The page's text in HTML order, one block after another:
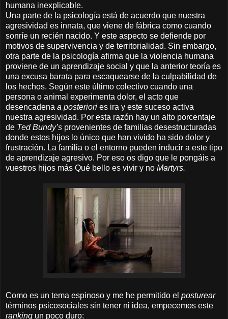
humana inexplicable.
Una parte de la psicología está de acuerdo que nuestra
agresividad es innata, que viene de fábrica como cuando
sonríe un recién nacido. Y este aspecto se defiende por
motivos de supervivencia y de territorialidad. Sin embargo,
otra parte de la psicología afirma que la violencia humana
proviene de un aprendizaje social y que la anterior teoría es
una excusa barata para escaquearse de la culpabilidad de
los hechos. Según este último colectivo cuando una
persona o animal experimenta dolor, el acto que
desencadena a posteriori es ira y este suceso activa
nuestra agresividad. Por esta razón hay un alto porcentaje
de Ted Bundy’s provenientes de familias desestructuradas
donde estos hijos lo único que han vivido ha sido dolor y
frustración. La familia o el entorno pueden inducir a este tipo
de aprendizaje agresivo. Por eso os digo que le pongáis a
vuestros hijos más Qué bello es vivir y no Martyrs.
Como es un tema espinoso y me he permitido el posturear
términos psicosociales sin tener ni idea, empecemos este
ranking un poco duro: